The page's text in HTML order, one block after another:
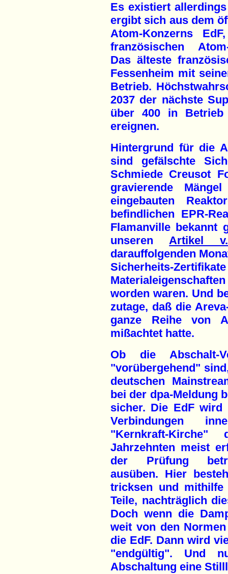
Es existiert
ergibt sich aus dem
Atom-Konzerns
französischen
Das älteste
Fessenheim mit
Betrieb.
2037 der nächste
über 400 in Betrieb
ereignen.
Hintergrund für die
sind gefälschte
Schmiede Creusot
gravierende
eingebauten
befindlichen EPR-
Flamanville bekannt
unserenArtikel
darauffolgenden
Sicherheits-
worden waren. Und
zutage, daß die
ganze Reihe von
mißachtet hatte.
Ob die Abschalt-
"vorübergehend"
deutschen
bei der dpa-Meldung
sicher. Die EdF wird
Verbindungen
"Kernkraft-
Jahrzehnten meist
der Prüfung
ausüben. Hier
tricksen und mithilfe
Teile, nachträglich
Doch wenn die
weit von den
die EdF. Dann wird
"endgültig". Und
Abschaltung eine